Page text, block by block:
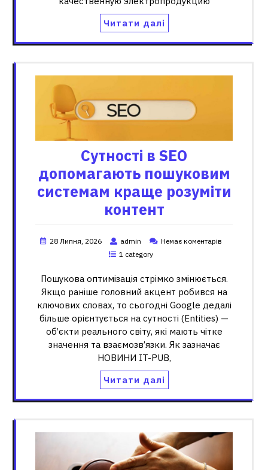
Читати далі
Сутності в SEO
допомагають пошуковим
системам краще розуміти
контент
28 Липня, 2026 admin
Немає коментарів
1 category
Пошукова оптимізація стрімко змінюється.
Якщо раніше головний акцент робився на
ключових словах, то сьогодні Google дедалі
більше орієнтується на сутності (Entities) —
об’єкти реального світу, які мають чітке
значення та взаємозв’язки. Як зазначає
НОВИНИ IT-PUB,
Читати далі